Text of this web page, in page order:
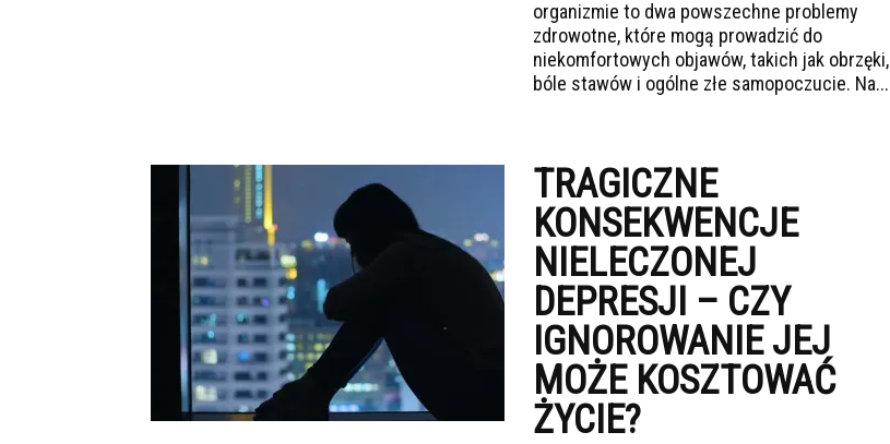
organizmie to dwa powszechne problemy
zdrowotne, które mogą prowadzić do
niekomfortowych objawów, takich jak obrzęki,
bóle stawów i ogólne złe samopoczucie. Na...
TRAGICZNE
KONSEKWENCJE
NIELECZONEJ
DEPRESJI – CZY
IGNOROWANIE JEJ
MOŻE KOSZTOWAĆ
ŻYCIE?